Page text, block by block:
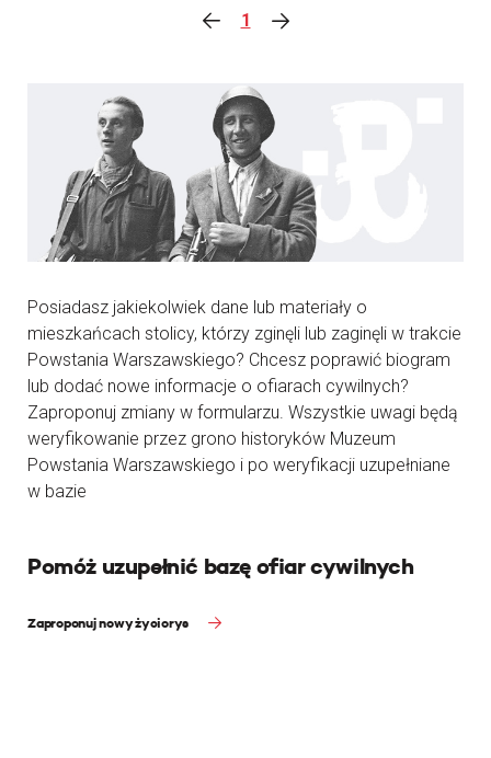
1
Posiadasz jakiekolwiek dane lub materiały o
mieszkańcach stolicy, którzy zginęli lub zaginęli w trakcie
Powstania Warszawskiego? Chcesz poprawić biogram
lub dodać nowe informacje o ofiarach cywilnych?
Zaproponuj zmiany w formularzu. Wszystkie uwagi będą
weryfikowanie przez grono historyków Muzeum
Powstania Warszawskiego i po weryfikacji uzupełniane
w bazie
Pomóż uzupełnić bazę ofiar cywilnych
Zaproponuj nowy życiorys